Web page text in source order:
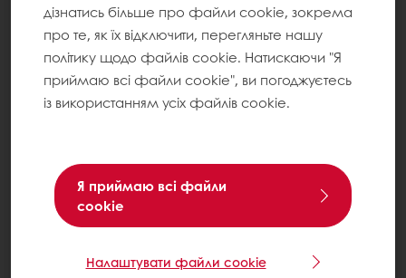
дізнатись більше про файли cookie, зокрема
про те, як їх відключити, перегляньте нашу
політику щодо файлів cookie. Натискаючи "Я
приймаю всі файли cookie", ви погоджуєтесь
із використанням усіх файлів cookie.
Я приймаю всі файли
cookie
Налаштувати файли cookie